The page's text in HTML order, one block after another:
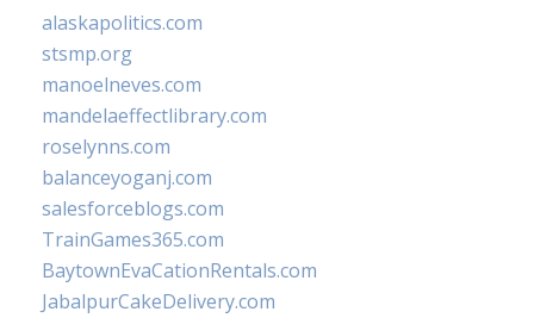
alaskapolitics.com
stsmp.org
manoelneves.com
mandelaeffectlibrary.com
roselynns.com
balanceyoganj.com
salesforceblogs.com
TrainGames365.com
BaytownEvaCationRentals.com
JabalpurCakeDelivery.com